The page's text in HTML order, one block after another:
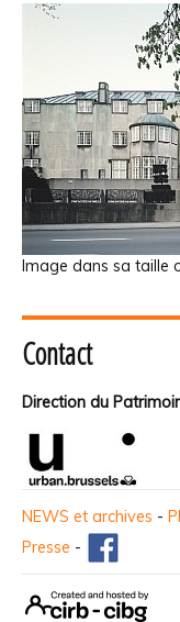
Image dans sa taille
Contact
Direction du
NEWS et archives -
Presse -